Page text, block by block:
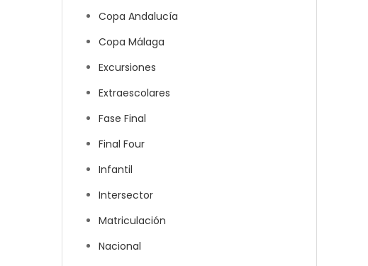
Copa Andalucía
Copa Málaga
Excursiones
Extraescolares
Fase Final
Final Four
Infantil
Intersector
Matriculación
Nacional